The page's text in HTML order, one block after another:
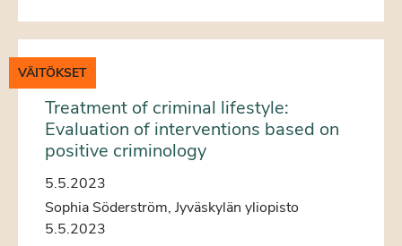
VÄITÖKSET
Treatment of criminal lifestyle:
Evaluation of interventions based on
positive criminology
5.5.2023
Sophia Söderström, Jyväskylän yliopisto
5.5.2023